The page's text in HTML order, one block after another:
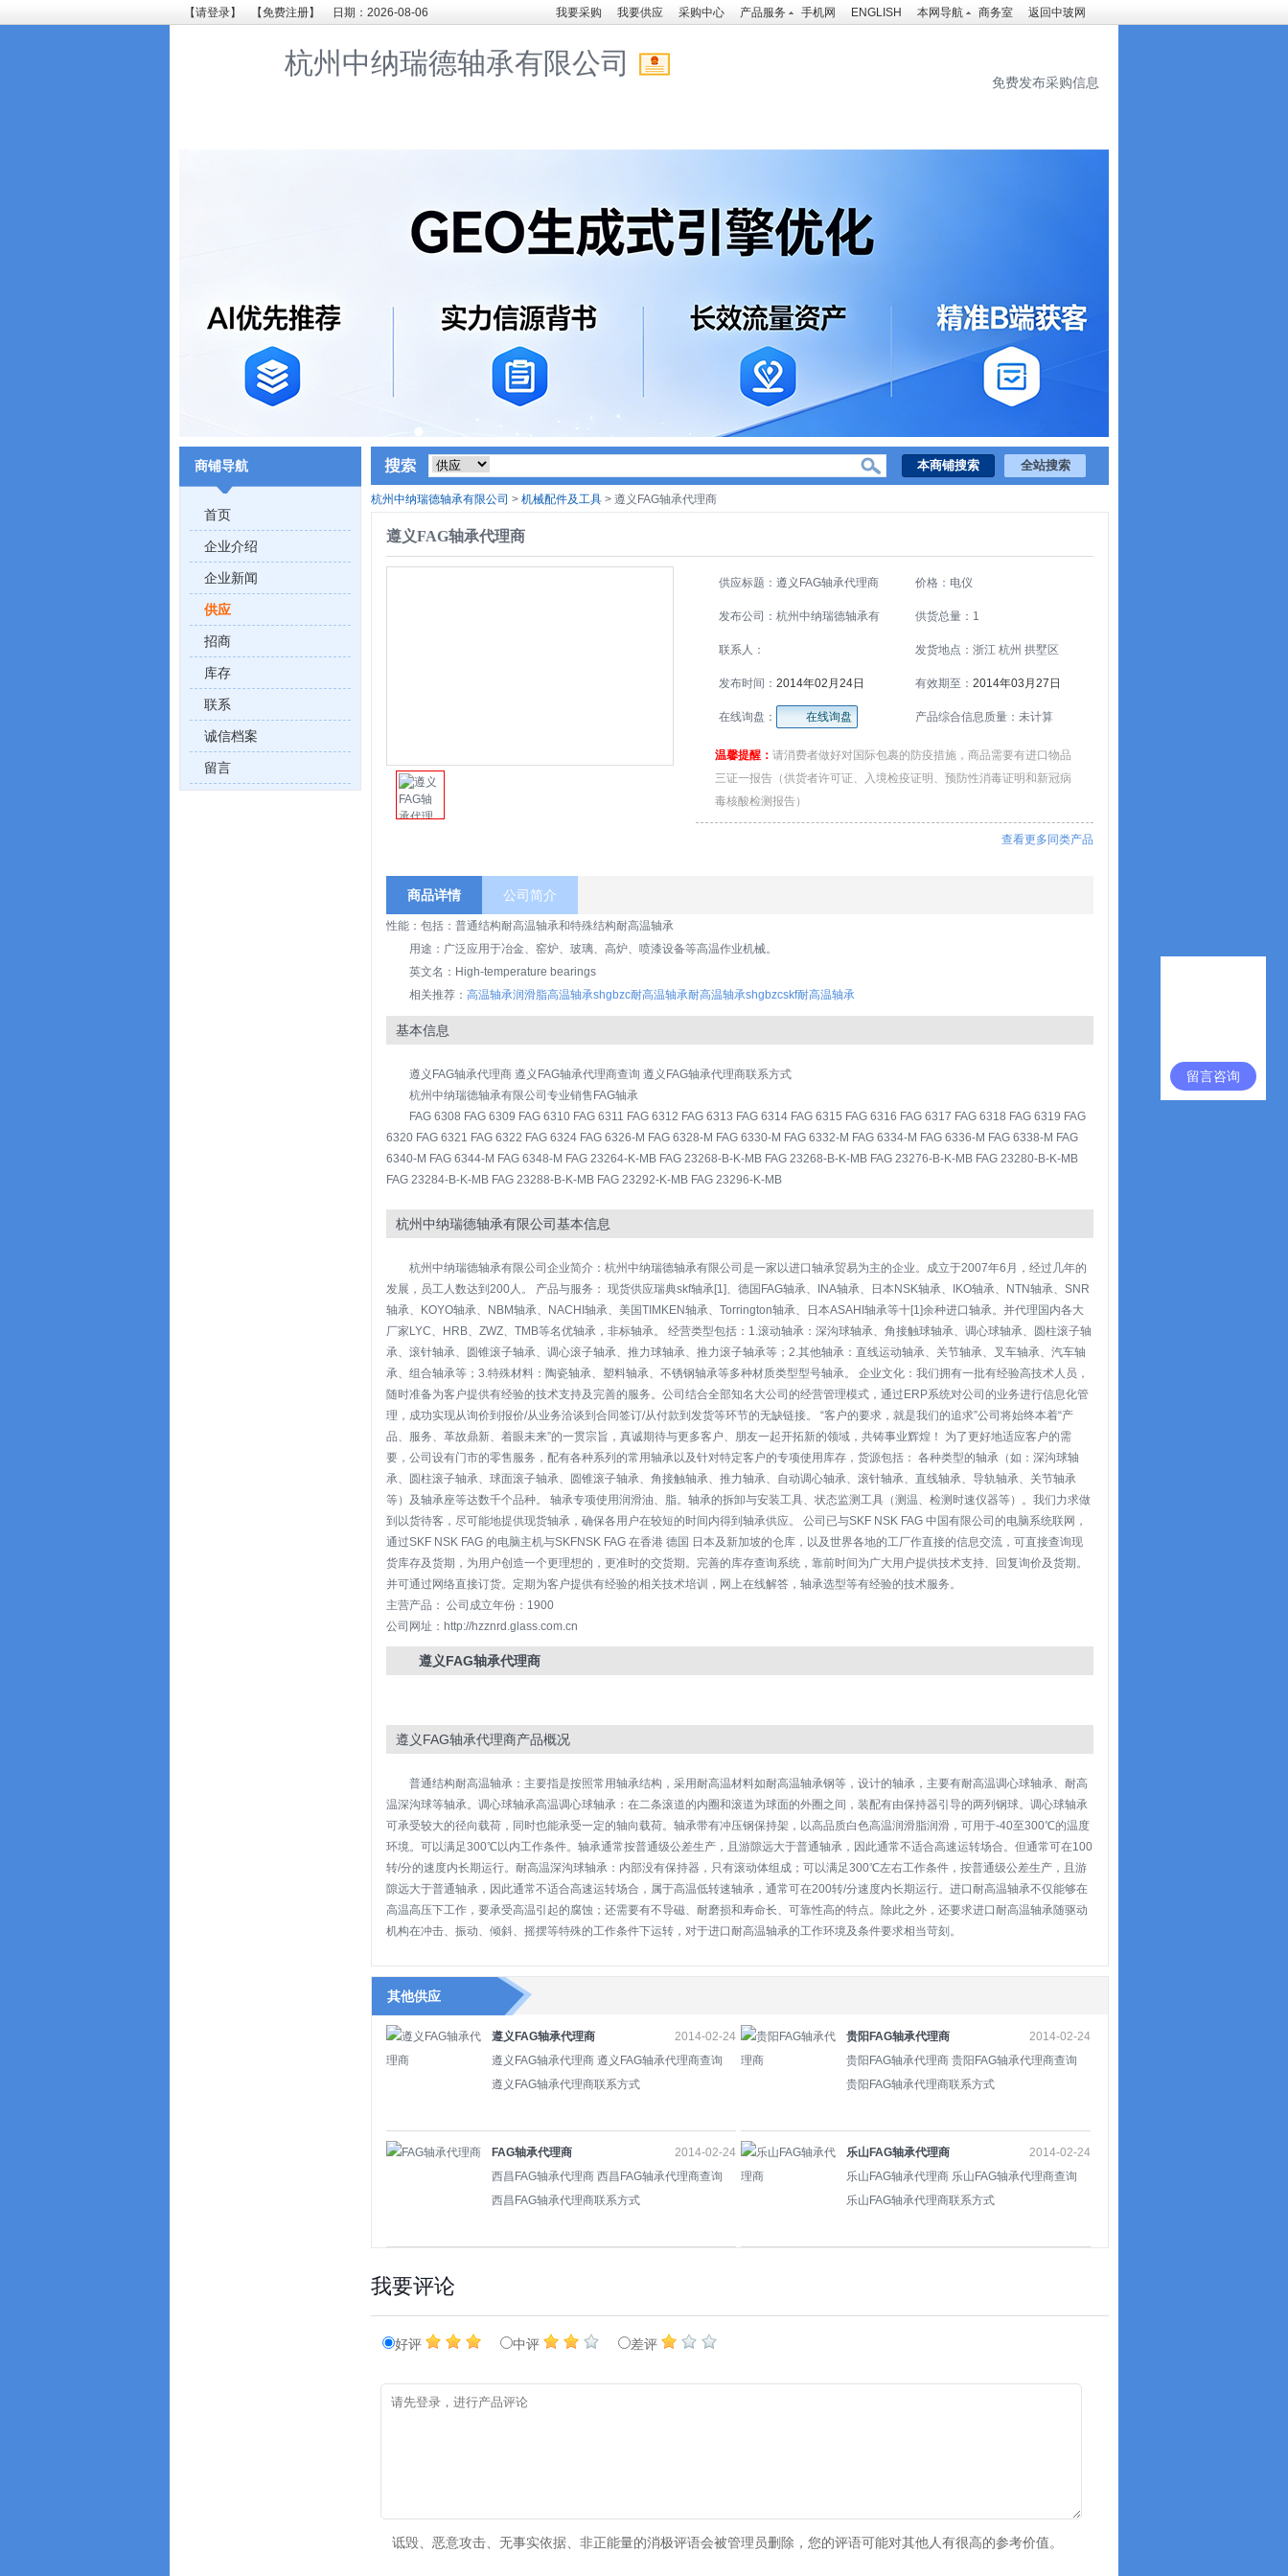
【请登录】 【免费注册】 日期：2026-08-06 我要采购 我要供应 采购中心 产品服务 手机网 ENGLISH 本网导航 商务室 返回中玻网
杭州中纳瑞德轴承有限公司
免费发布采购信息
商铺导航
首页
企业介绍
企业新闻
供应
招商
库存
联系
诚信档案
留言
留言咨询
杭州中纳瑞德轴承有限公司 > 机械配件及工具 > 遵义FAG轴承代理商
遵义FAG轴承代理商
供应标题：遵义FAG轴承代理商 价格：电仪
发布公司：杭州中纳瑞德轴承有
限公司
供货总量：1
联系人： 发货地点：浙江 杭州 拱墅区
发布时间： 2014年02月24日 有效期至： 2014年03月27日
在线询盘： 在线询盘 产品综合信息质量：未计算
温馨提醒： 请消费者做好对国际包裹的防疫措施，商品需要有进口物品
三证一报告（供货者许可证、入境检疫证明、预防性消毒证明和新冠病
毒核酸检测报告）
查看更多同类产品
商品详情 公司简介
性能：包括：普通结构耐高温轴承和特殊结构耐高温轴承
用途：广泛应用于冶金、窑炉、玻璃、高炉、喷漆设备等高温作业机械。
英文名：High-temperature bearings
相关推荐： 高温轴承润滑脂高温轴承shgbzc耐高温轴承耐高温轴承shgbzcskf耐高温轴承
基本信息
遵义FAG轴承代理商 遵义FAG轴承代理商查询 遵义FAG轴承代理商联系方式
杭州中纳瑞德轴承有限公司专业销售FAG轴承
FAG 6308 FAG 6309 FAG 6310 FAG 6311 FAG 6312 FAG 6313 FAG 6314 FAG 6315 FAG 6316 FAG 6317 FAG 6318 FAG 6319 FAG
6320 FAG 6321 FAG 6322 FAG 6324 FAG 6326-M FAG 6328-M FAG 6330-M FAG 6332-M FAG 6334-M FAG 6336-M FAG 6338-M FAG
6340-M FAG 6344-M FAG 6348-M FAG 23264-K-MB FAG 23268-B-K-MB FAG 23268-B-K-MB FAG 23276-B-K-MB FAG 23280-B-K-MB
FAG 23284-B-K-MB FAG 23288-B-K-MB FAG 23292-K-MB FAG 23296-K-MB
杭州中纳瑞德轴承有限公司基本信息
杭州中纳瑞德轴承有限公司企业简介：杭州中纳瑞德轴承有限公司是一家以进口轴承贸易为主的企业。成立于2007年6月，经过几年的
发展，员工人数达到200人。 产品与服务： 现货供应瑞典skf轴承[1]、德国FAG轴承、INA轴承、日本NSK轴承、IKO轴承、NTN轴承、SNR
轴承、KOYO轴承、NBM轴承、NACHI轴承、美国TIMKEN轴承、Torrington轴承、日本ASAHI轴承等十[1]余种进口轴承。并代理国内各大
厂家LYC、HRB、ZWZ、TMB等名优轴承，非标轴承。 经营类型包括：1.滚动轴承：深沟球轴承、角接触球轴承、调心球轴承、圆柱滚子轴
承、滚针轴承、圆锥滚子轴承、调心滚子轴承、推力球轴承、推力滚子轴承等；2.其他轴承：直线运动轴承、关节轴承、叉车轴承、汽车轴
承、组合轴承等；3.特殊材料：陶瓷轴承、塑料轴承、不锈钢轴承等多种材质类型型号轴承。 企业文化：我们拥有一批有经验高技术人员，
随时准备为客户提供有经验的技术支持及完善的服务。公司结合全部知名大公司的经营管理模式，通过ERP系统对公司的业务进行信息化管
理，成功实现从询价到报价/从业务洽谈到合同签订/从付款到发货等环节的无缺链接。 “客户的要求，就是我们的追求”公司将始终本着“产
品、服务、革故鼎新、着眼未来”的一贯宗旨，真诚期待与更多客户、朋友一起开拓新的领域，共铸事业辉煌！ 为了更好地适应客户的需
要，公司设有门市的零售服务，配有各种系列的常用轴承以及针对特定客户的专项使用库存，货源包括： 各种类型的轴承（如：深沟球轴
承、圆柱滚子轴承、球面滚子轴承、圆锥滚子轴承、角接触轴承、推力轴承、自动调心轴承、滚针轴承、直线轴承、导轨轴承、关节轴承
等）及轴承座等达数千个品种。 轴承专项使用润滑油、脂。轴承的拆卸与安装工具、状态监测工具（测温、检测时速仪器等）。我们力求做
到以货待客，尽可能地提供现货轴承，确保各用户在较短的时间内得到轴承供应。 公司已与SKF NSK FAG 中国有限公司的电脑系统联网，
通过SKF NSK FAG 的电脑主机与SKFNSK FAG 在香港 德国 日本及新加坡的仓库，以及世界各地的工厂作直接的信息交流，可直接查询现
货库存及货期，为用户创造一个更理想的，更准时的交货期。完善的库存查询系统，靠前时间为广大用户提供技术支持、回复询价及货期。
并可通过网络直接订货。定期为客户提供有经验的相关技术培训，网上在线解答，轴承选型等有经验的技术服务。
主营产品： 公司成立年份：1900
公司网址：http://hzznrd.glass.com.cn
遵义FAG轴承代理商
遵义FAG轴承代理商产品概况
普通结构耐高温轴承：主要指是按照常用轴承结构，采用耐高温材料如耐高温轴承钢等，设计的轴承，主要有耐高温调心球轴承、耐高
温深沟球等轴承。调心球轴承高温调心球轴承：在二条滚道的内圈和滚道为球面的外圈之间，装配有由保持器引导的两列钢球。调心球轴承
可承受较大的径向载荷，同时也能承受一定的轴向载荷。轴承带有冲压钢保持架，以高品质白色高温润滑脂润滑，可用于-40至300℃的温度
环境。可以满足300℃以内工作条件。轴承通常按普通级公差生产，且游隙远大于普通轴承，因此通常不适合高速运转场合。但通常可在100
转/分的速度内长期运行。耐高温深沟球轴承：内部没有保持器，只有滚动体组成；可以满足300℃左右工作条件，按普通级公差生产，且游
隙远大于普通轴承，因此通常不适合高速运转场合，属于高温低转速轴承，通常可在200转/分速度内长期运行。进口耐高温轴承不仅能够在
高温高压下工作，要承受高温引起的腐蚀；还需要有不导磁、耐磨损和寿命长、可靠性高的特点。除此之外，还要求进口耐高温轴承随驱动
机构在冲击、振动、倾斜、摇摆等特殊的工作条件下运转，对于进口耐高温轴承的工作环境及条件要求相当苛刻。
其他供应
遵义FAG轴承代理商
遵义FAG轴承代理商 遵义FAG轴承代理商查询
遵义FAG轴承代理商联系方式
2014-02-24
贵阳FAG轴承代理商
贵阳FAG轴承代理商 贵阳FAG轴承代理商查询
贵阳FAG轴承代理商联系方式
2014-02-24
FAG轴承代理商
西昌FAG轴承代理商 西昌FAG轴承代理商查询
西昌FAG轴承代理商联系方式
2014-02-24
乐山FAG轴承代理商
乐山FAG轴承代理商 乐山FAG轴承代理商查询
乐山FAG轴承代理商联系方式
2014-02-24
我要评论
好评 中评 差评
诋毁、恶意攻击、无事实依据、非正能量的消极评语会被管理员删除，您的评语可能对其他人有很高的参考价值。